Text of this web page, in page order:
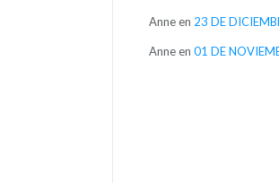
Anneen 23 DE
Anneen 01 DE